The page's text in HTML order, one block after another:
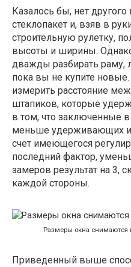
Казалось бы, нет другого
стеклопакет и, взяв в
строительную рулетку,
высоты и ширины.
дважды разбирать раму,
пока вы не купите
измерить расстояние
штапиков, которые
в том, что заключенные
меньше удерживающих
счет имеющегося
последний фактор,
замеров результат на 3,
каждой стороны.
Размеры окна
Приведенный выше